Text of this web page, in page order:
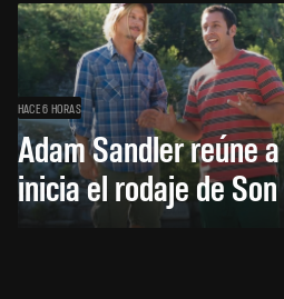
HACE 6 HORAS
Adam Sandler reúne
inicia el rodaje de